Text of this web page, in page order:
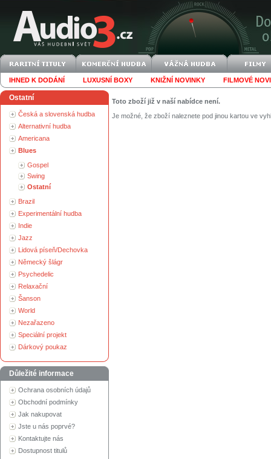
IHNED K DODÁNÍ LUXUSNÍ BOXY KNIŽNÍ NOVINKY FILMOVÉ
Ostatní
Česká a slovenská hudba
Alternativní hudba
Americana
Blues
Gospel
Swing
Ostatní
Brazil
Experimentální hudba
Indie
Jazz
Lidová píseň/Dechovka
Německý šlágr
Psychedelic
Relaxační
Šanson
World
Nezařazeno
Speciální projekt
Dárkový poukaz
Důležité informace
Ochrana osobních údajů
Obchodní podmínky
Jak nakupovat
Jste u nás poprvé?
Kontaktujte nás
Dostupnost titulů
Toto zboží již v naší nabídce není.
Je možné, že zboží naleznete pod jinou kartou ve